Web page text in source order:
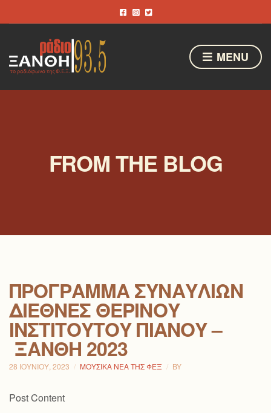
MENU
FROM THE BLOG
ΠΡΌΓΡΑΜΜΑ ΣΥΝΑΥΛΙΏΝ
ΔΙΕΘΝΈΣ ΘΕΡΙΝΟΎ
ΙΝΣΤΙΤΟΎΤΟΥ ΠΙΆΝΟΥ –
ΞΆΝΘΗ 2023
28 ΙΟΥΝΊΟΥ, 2023 ΜΟΥΣΙΚΆ ΝΈΑ ΤΗΣ ΦΕΞ BY
Post Content